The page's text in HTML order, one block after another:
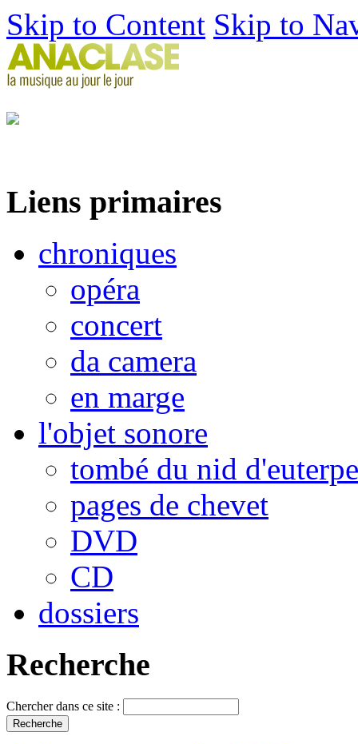
Skip to Content Skip to
Liens primaires
chroniques
opéra
concert
da camera
en marge
l'objet sonore
tombé du nid d'euterpe
pages de chevet
DVD
CD
dossiers
Recherche
Chercher dans ce site :